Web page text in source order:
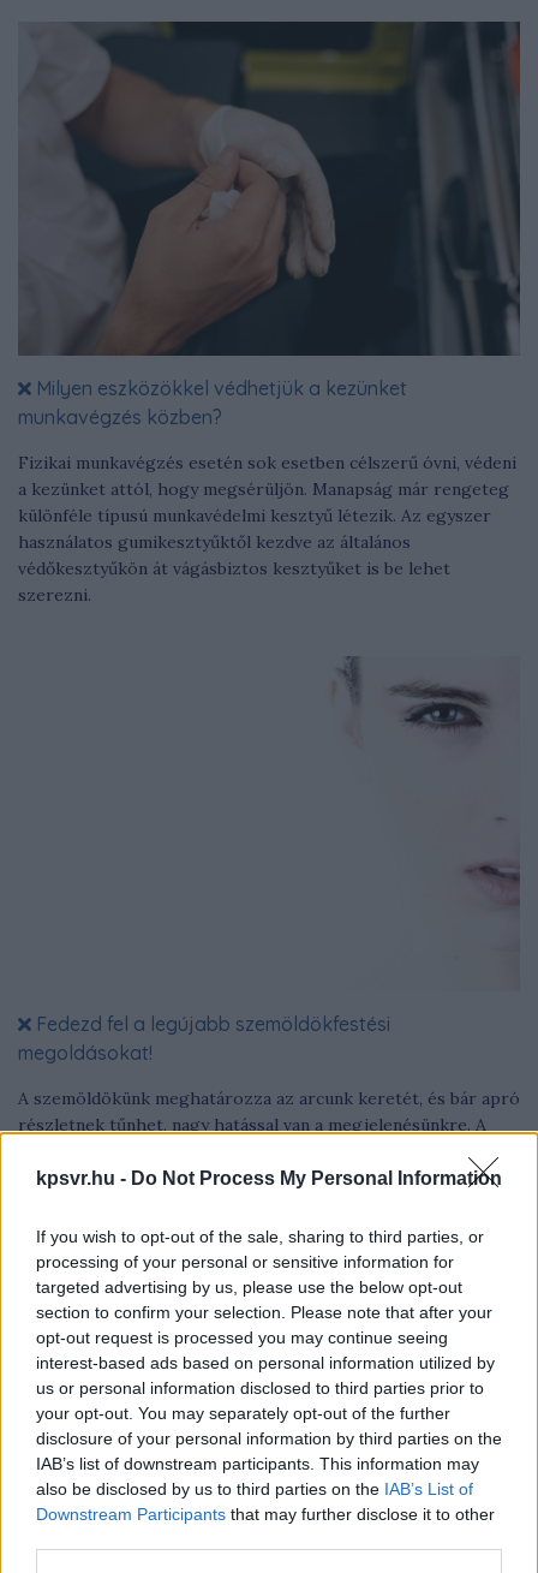
kpsvr.hu - Do Not Process My Personal Information
If you wish to opt-out of the sale, sharing to third parties, or
processing of your personal or sensitive information for
targeted advertising by us, please use the below opt-out
section to confirm your selection. Please note that after your
opt-out request is processed you may continue seeing
interest-based ads based on personal information utilized by
us or personal information disclosed to third parties prior to
your opt-out. You may separately opt-out of the further
disclosure of your personal information by third parties on the
IAB’s list of downstream participants. This information may
also be disclosed by us to third parties on the IAB’s List of
Downstream Participants that may further disclose it to other
Milyen eszközökkel védhetjük a kezünket
munkavégzés közben?
Fizikai munkavégzés esetén sok esetben célszerű óvni, védeni
a kezünket attól, hogy megsérüljön. Manapság már rengeteg
különféle típusú munkavédelmi kesztyű létezik. Az egyszer
használatos gumikesztyűktől kezdve az általános
védőkesztyűkön át vágásbiztos kesztyűket is be lehet
szerezni.
Fedezd fel a legújabb szemöldökfestési
megoldásokat!
A szemöldökünk meghatározza az arcunk keretét, és bár apró
részletnek tűnhet, nagy hatással van a megjelenésünkre. A
a tökéletes színhatást, amire minden szépségápolási rajongó